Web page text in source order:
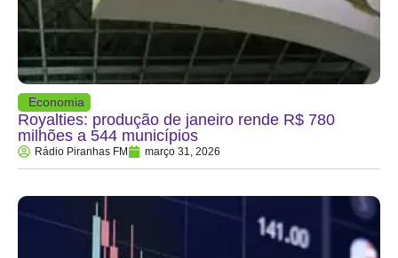
Economia
Royalties: produção de janeiro rende R$ 780
milhões a 544 municípios
Rádio Piranhas FM março 31, 2026